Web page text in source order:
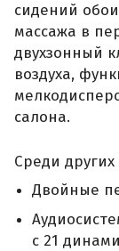
сидений
массажа в
двухзонный
воздуха,
салона.
Среди
Двойные
с 21